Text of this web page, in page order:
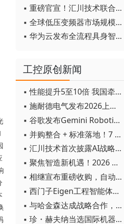
▪ 重磅官宣！汇川技术联合发起 D12 联盟，开创产教融合新范式
▪ 全球低压变频器市场规模2030年将超170亿美元
▪ 华为云发布全流程具身智能开发平台CloudRobo
工控原创新闻
▪ 性能提升5至10倍 我国牵头制定的WiTSnet工业以太网国际标准正式发布
▪ 施耐德电气发布2026上半年可持续发展成绩单 "Impact 2030"路线图开局稳健
▪ 谷歌发布Gemini Robotics 2模型 实现人形机器人全身智能控制突破
▪ 并购整合 + 标准落地！7 月工业自动化产业动态速递
▪ 汇川技术首次披露AI战略进展：从两个方面推动“AI业务化”落地
▪ 聚焦智造新机遇！2026 青岛数字化及智能制造技术论坛圆满落幕
▪ 相继宣布重磅收购，自动化巨头新一轮并购潮剑指何方？
▪ 西门子Eigen工程智能体落地中国，工业AI跨越物理世界“确定性”拐点
▪ 与哈金森达成战略合作，乐聚机器人何以持续获得工业巨头青睐？
▪ 珍・赫夫纳当选国际机器人联合会新任主席